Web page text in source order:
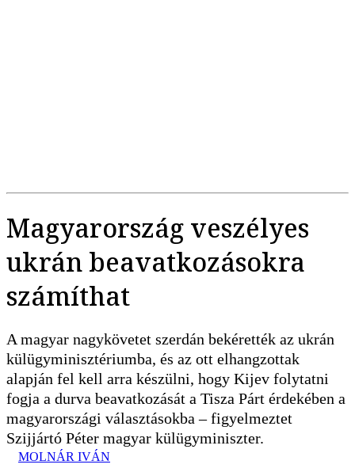
Magyarország veszélyes
ukrán beavatkozásokra
számíthat
A magyar nagykövetet szerdán bekérették az ukrán
külügyminisztériumba, és az ott elhangzottak
alapján fel kell arra készülni, hogy Kijev folytatni
fogja a durva beavatkozását a Tisza Párt érdekében a
magyarországi választásokba – figyelmeztet
Szijjártó Péter magyar külügyminiszter.
MOLNÁR IVÁN